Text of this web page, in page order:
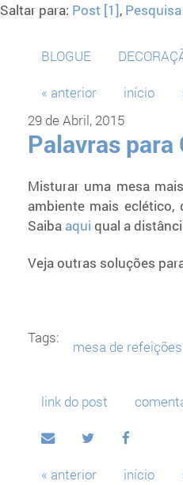
Saltar para: Post [1],
BLOGUE
« anterior início
29 de Abril, 2015
Palavras para
Misturar uma mesa
ambiente mais
Saiba aqui qual a
Veja outras soluções
Tags:
mesa de refeições
link do post
« anterior início